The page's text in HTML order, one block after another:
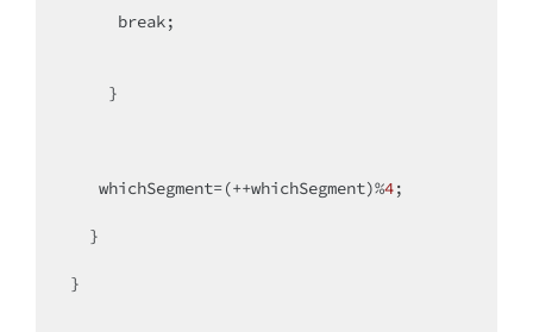
break;
   whichSegment=(++whichSegment)%
4;
}